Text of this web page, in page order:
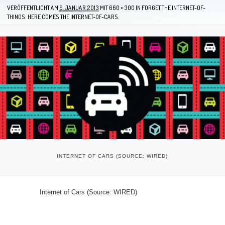
VERÖFFENTLICHT AM 9. JANUAR 2013 MIT660 × 300 IN FORGET THE INTERNET-OF-
THINGS: HERE COMES THE INTERNET-OF-CARS.
INTERNET OF CARS (SOURCE: WIRED)
Internet of Cars (Source: WIRED)